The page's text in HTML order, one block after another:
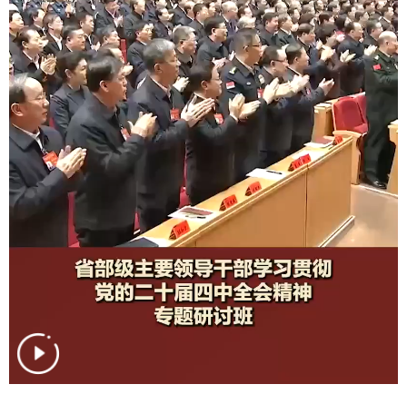
食品 人居 信息化 数字经济
学术中国 乡村振兴 银龄 溯源中国
城市 旅游 能源 会展
彩票 娱乐 悦读
公益 亚太网 上市公司
地方频道
天津 河北
辽宁